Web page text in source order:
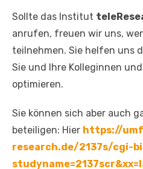
Sollte das Institut
anrufen, freuen wir uns,
teilnehmen. Sie helfen uns
Sie und Ihre Kolleginnen
optimieren.
Sie können sich aber auch
beteiligen: Hier https://
research.de/2137s/cgi-